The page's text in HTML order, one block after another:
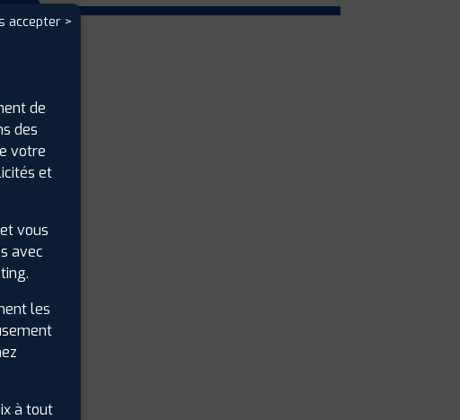
accepter >
de
des
votre
et
vous
avec
les
à tout